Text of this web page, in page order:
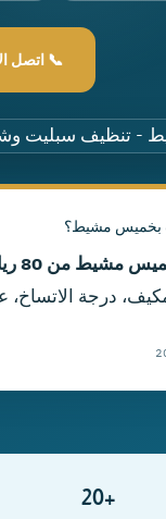
📞 اتصل الآن —
بخميس مشيط؟
مشيط من 80 ريالًا
درجة
+20